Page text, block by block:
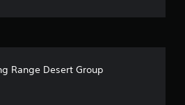
l
e
Range Desert Group